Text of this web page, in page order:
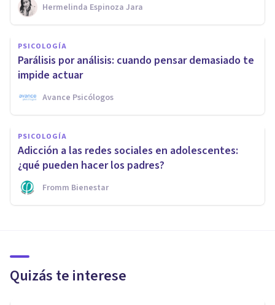
Hermelinda Espinoza Jara
PSICOLOGÍA
Parálisis por análisis: cuando pensar demasiado te
impide actuar
Avance Psicólogos
PSICOLOGÍA
Adicción a las redes sociales en adolescentes:
¿qué pueden hacer los padres?
Fromm Bienestar
Quizás te interese